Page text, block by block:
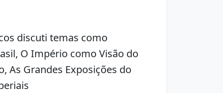
discuti temas como
O Império como Visão do
As Grandes Exposições do